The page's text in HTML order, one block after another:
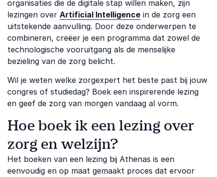
organisaties die de digitale stap willen maken, zijn
lezingen over Artificial Intelligence in de zorg een
uitstekende aanvulling. Door deze onderwerpen te
combineren, creëer je een programma dat zowel de
technologische vooruitgang als de menselijke
bezieling van de zorg belicht.
Wil je weten welke zorgexpert het beste past bij jouw
congres of studiedag? Boek een inspirerende lezing
en geef de zorg van morgen vandaag al vorm.
Hoe boek ik een lezing over
zorg en welzijn?
Het boeken van een lezing bij Athenas is een
eenvoudig en op maat gemaakt proces dat ervoor